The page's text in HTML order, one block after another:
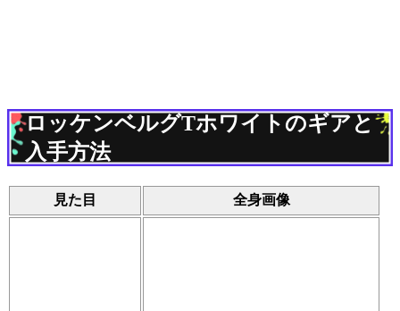
ロッケンベルグTホワイトのギアと
入手方法
見た目 全身画像